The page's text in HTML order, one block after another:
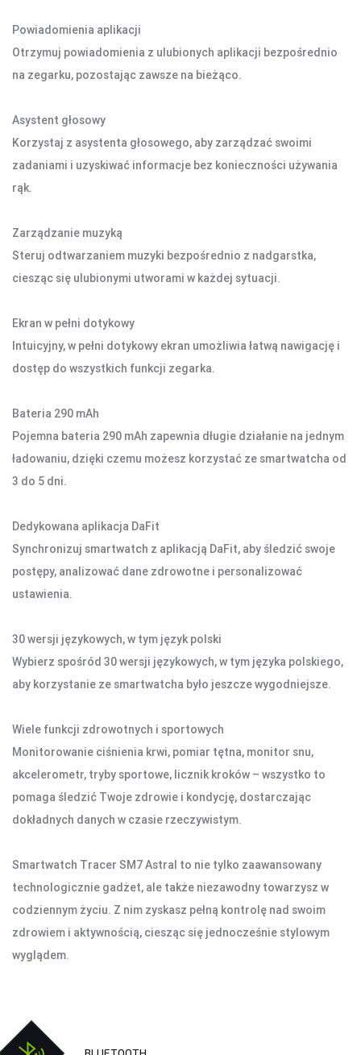
LAMPY PODŁOGOWE
POWER BANKI
HUBY USB
HOBBY & TRAVEL
NAMIOTY I MATY
NARZĘDZIA
AKCESORIA SAMOCHODOWE
KOMPRESORY
ODKURZACZE
ZASILANIE
Powiadomienia aplikacji
Otrzymuj powiadomienia z ulubionych aplikacji bezpośrednio
na zegarku, pozostając zawsze na bieżąco.
Asystent głosowy
Korzystaj z asystenta głosowego, aby zarządzać swoimi
zadaniami i uzyskiwać informacje bez konieczności używania
rąk.
Zarządzanie muzyką
Steruj odtwarzaniem muzyki bezpośrednio z nadgarstka,
ciesząc się ulubionymi utworami w każdej sytuacji.
Ekran w pełni dotykowy
Intuicyjny, w pełni dotykowy ekran umożliwia łatwą nawigację i
dostęp do wszystkich funkcji zegarka.
Bateria 290 mAh
Pojemna bateria 290 mAh zapewnia długie działanie na jednym
ładowaniu, dzięki czemu możesz korzystać ze smartwatcha od
3 do 5 dni.
Dedykowana aplikacja DaFit
Synchronizuj smartwatch z aplikacją DaFit, aby śledzić swoje
postępy, analizować dane zdrowotne i personalizować
ustawienia.
30 wersji językowych, w tym język polski
Wybierz spośród 30 wersji językowych, w tym języka polskiego,
aby korzystanie ze smartwatcha było jeszcze wygodniejsze.
Wiele funkcji zdrowotnych i sportowych
Monitorowanie ciśnienia krwi, pomiar tętna, monitor snu,
akcelerometr, tryby sportowe, licznik kroków – wszystko to
pomaga śledzić Twoje zdrowie i kondycję, dostarczając
dokładnych danych w czasie rzeczywistym.
Smartwatch Tracer SM7 Astral to nie tylko zaawansowany
technologicznie gadżet, ale także niezawodny towarzysz w
codziennym życiu. Z nim zyskasz pełną kontrolę nad swoim
zdrowiem i aktywnością, ciesząc się jednocześnie stylowym
wyglądem.